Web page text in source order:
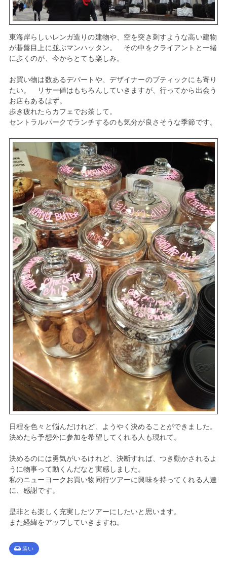
東海岸らしいレンガ造りの建物や、空を突き刺すような高い建物
が碁盤目上に並ぶマンハッタン。 その中をクライアントと一緒
に歩くのが、今からとても楽しみ。
お買い物は数あるデパートや、デザイナーのブティックにも寄り
たい。 リサー値はもちろんしていきますが、行ってから出会う
お店もあるはず。
歩き疲れたらカフェでお茶して。
セントラルパークでランチするのも気分が良さそうな季節です。
日程を色々と悩んだけれど、ようやく決めることができました。
決めたら予想外に参加を希望してくれる人も現れて。
決めるのには勇気がいるけれど、決断すれば、つき動かされるよ
うに物事って動くんだなと実感しました。
私のニューヨークお買い物同行ツアーに興味を持ってくれる人達
に、感謝です。
是非とも楽しく充実したツアーにしたいと思います。
また経緯をアップしていきますね。
装い